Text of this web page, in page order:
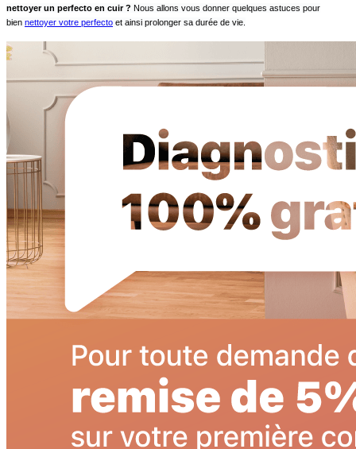
nettoyer un perfecto en cuir ? Nous allons vous donner quelques astuces pour
bien nettoyer votre perfecto et ainsi prolonger sa durée de vie.